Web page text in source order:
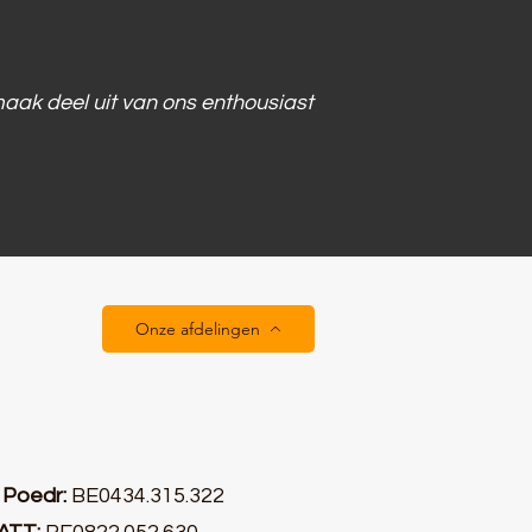
deel uit van ons enthousiast
Onze afdelingen
Poedr: BE0434.315.322